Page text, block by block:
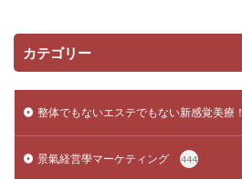
カテゴリー
整体でもないエステでもない新感覚美療！
景氣経営學マーケティング 444